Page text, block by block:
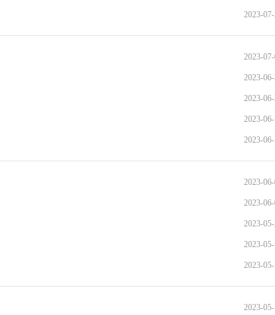
2023-
2023-
2023-
2023-
2023-
2023-
2023-
2023-
2023-
2023-
2023-
2023-